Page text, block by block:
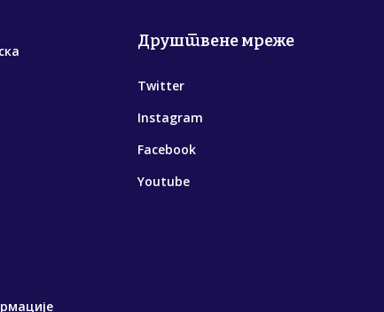
Друштвене мреже
Twitter
Instagram
Facebook
Youtube